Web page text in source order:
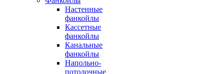
Настенные
фанкойлы
Кассетные
фанкойлы
Канальные
фанкойлы
Напольно-
потолочные